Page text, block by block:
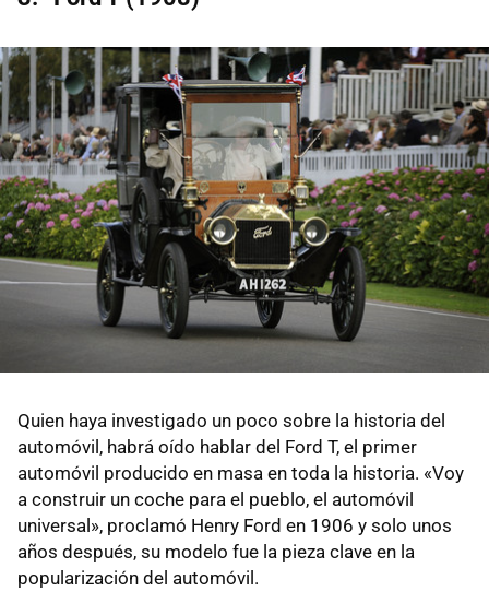
Quien haya investigado un poco sobre la historia del
automóvil, habrá oído hablar del Ford T, el primer
automóvil producido en masa en toda la historia. «Voy
a construir un coche para el pueblo, el automóvil
universal», proclamó Henry Ford en 1906 y solo unos
años después, su modelo fue la pieza clave en la
popularización del automóvil.